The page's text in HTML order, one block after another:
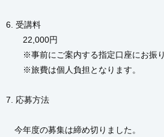
6. 受講料
22,000円
※事前にご案内する指定口座にお振り
※旅費は個人負担となります。
7. 応募方法
今年度の募集は締め切りました。